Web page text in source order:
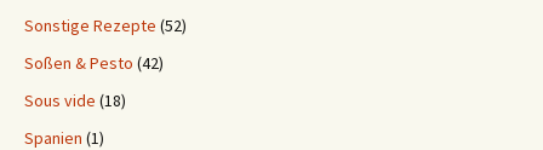
Sonstige Rezepte (52)
Soßen & Pesto (42)
Sous vide (18)
Spanien (1)